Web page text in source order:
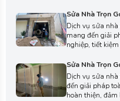
lựa chọn
bạn.
Sửa Nhà Trọn
Dịch vụ sửa
mang đến giải
nghiệp, tiết
chi tiết và biến
nghi, hiện đại và
Sửa Nhà Trọn
Dịch vụ sửa
đến giải pháp
hoàn thiện, đảm